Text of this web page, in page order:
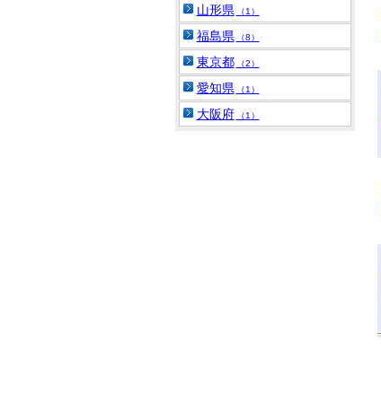
山形県 （1）
福島県 （8）
東京都 （2）
愛知県 （1）
大阪府 （1）